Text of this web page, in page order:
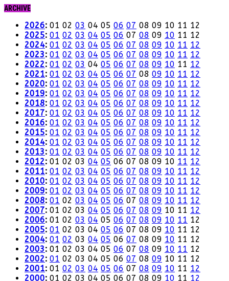
ARCHIVE
2026: 01 02 03 04 05 06 07 08 09 10 11 12
2025: 01 02 03 04 05 06 07 08 09 10 11 12
2024: 01 02 03 04 05 06 07 08 09 10 11 12
2023: 01 02 03 04 05 06 07 08 09 10 11 12
2022: 01 02 03 04 05 06 07 08 09 10 11 12
2021: 01 02 03 04 05 06 07 08 09 10 11 12
2020: 01 02 03 04 05 06 07 08 09 10 11 12
2019: 01 02 03 04 05 06 07 08 09 10 11 12
2018: 01 02 03 04 05 06 07 08 09 10 11 12
2017: 01 02 03 04 05 06 07 08 09 10 11 12
2016: 01 02 03 04 05 06 07 08 09 10 11 12
2015: 01 02 03 04 05 06 07 08 09 10 11 12
2014: 01 02 03 04 05 06 07 08 09 10 11 12
2013: 01 02 03 04 05 06 07 08 09 10 11 12
2012: 01 02 03 04 05 06 07 08 09 10 11 12
2011: 01 02 03 04 05 06 07 08 09 10 11 12
2010: 01 02 03 04 05 06 07 08 09 10 11 12
2009: 01 02 03 04 05 06 07 08 09 10 11 12
2008: 01 02 03 04 05 06 07 08 09 10 11 12
2007: 01 02 03 04 05 06 07 08 09 10 11 12
2006: 01 02 03 04 05 06 07 08 09 10 11 12
2005: 01 02 03 04 05 06 07 08 09 10 11 12
2004: 01 02 03 04 05 06 07 08 09 10 11 12
2003: 01 02 03 04 05 06 07 08 09 10 11 12
2002: 01 02 03 04 05 06 07 08 09 10 11 12
2001: 01 02 03 04 05 06 07 08 09 10 11 12
2000: 01 02 03 04 05 06 07 08 09 10 11 12